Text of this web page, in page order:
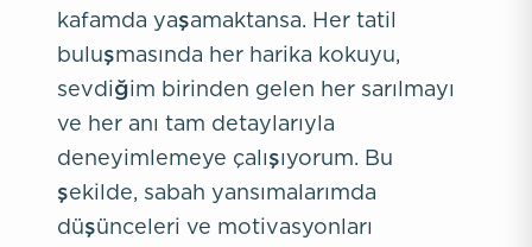
kafamda yaşamaktansa. Her tatil
buluşmasında her harika kokuyu,
sevdiğim birinden gelen her sarılmayı
ve her anı tam detaylarıyla
deneyimlemeye çalışıyorum. Bu
şekilde, sabah yansımalarımda
düşünceleri ve motivasyonları